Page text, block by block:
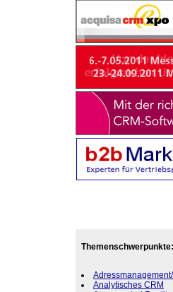
Themenschwerpunkte:
Analytisches CRM